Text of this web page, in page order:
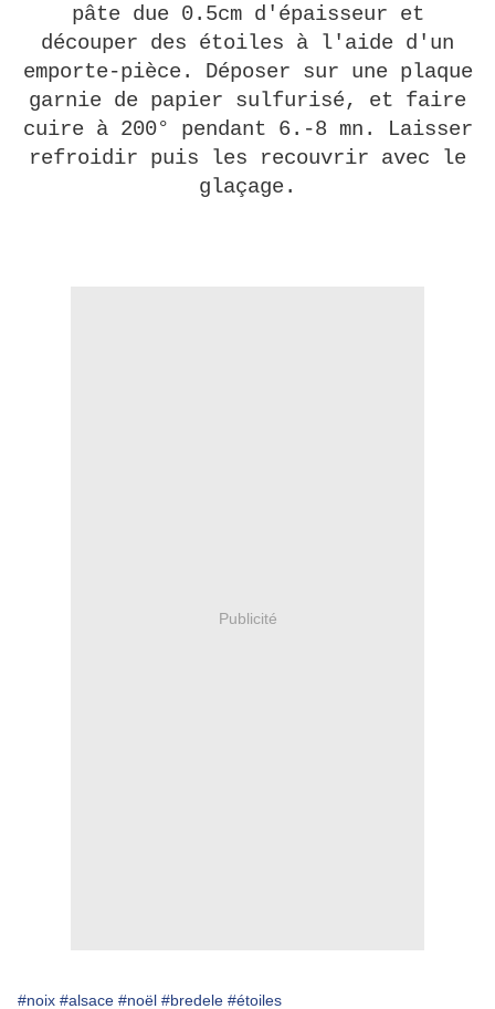
pâte due 0.5cm d'épaisseur et
découper des étoiles à l'aide d'un
emporte-pièce. Déposer sur une plaque
garnie de papier sulfurisé, et faire
cuire à 200° pendant 6.-8 mn. Laisser
refroidir puis les recouvrir avec le
glaçage.
Publicité
#noix #alsace #noël #bredele #étoiles